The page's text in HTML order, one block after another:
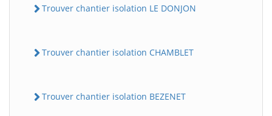
Trouver chantier isolation LE DONJON
Trouver chantier isolation CHAMBLET
Trouver chantier isolation BEZENET